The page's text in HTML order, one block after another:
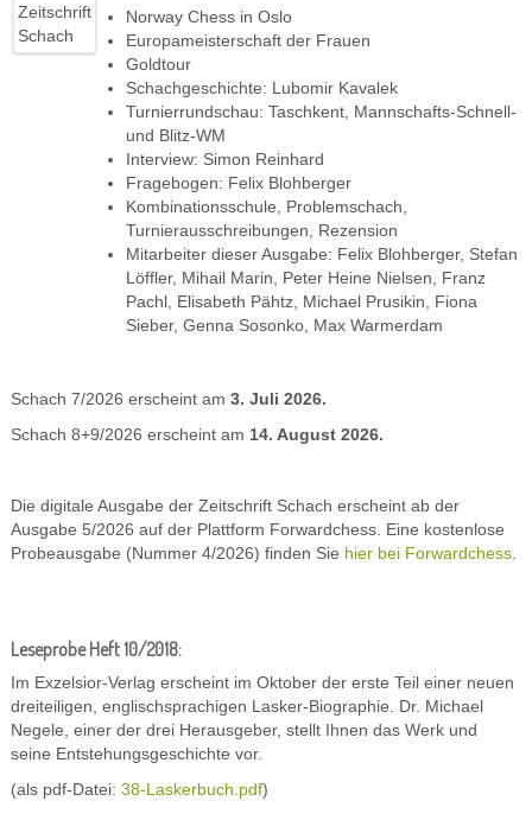
Norway Chess in Oslo
Europameisterschaft der Frauen
Goldtour
Schachgeschichte: Lubomir Kavalek
Turnierrundschau: Taschkent, Mannschafts-Schnell-
und Blitz-WM
Interview: Simon Reinhard
Fragebogen: Felix Blohberger
Kombinationsschule, Problemschach,
Turnierausschreibungen, Rezension
Mitarbeiter dieser Ausgabe: Felix Blohberger, Stefan
Löffler, Mihail Marin, Peter Heine Nielsen, Franz
Pachl, Elisabeth Pähtz, Michael Prusikin, Fiona
Sieber, Genna Sosonko, Max Warmerdam
Schach 7/2026 erscheint am 3. Juli 2026.
Schach 8+9/2026 erscheint am 14. August 2026.
Die digitale Ausgabe der Zeitschrift Schach erscheint ab der
Ausgabe 5/2026 auf der Plattform Forwardchess. Eine kostenlose
Probeausgabe (Nummer 4/2026) finden Sie hier bei Forwardchess.
Leseprobe Heft 10/2018:
Im Exzelsior-Verlag erscheint im Oktober der erste Teil einer neuen
dreiteiligen, englischsprachigen Lasker-Biographie. Dr. Michael
Negele, einer der drei Herausgeber, stellt Ihnen das Werk und
seine Entstehungsgeschichte vor.
(als pdf-Datei: 38-Laskerbuch.pdf)